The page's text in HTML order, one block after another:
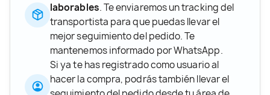
laborables. Te enviaremos un tracking del
transportista para que puedas llevar el
mejor seguimiento del pedido. Te
mantenemos informado por WhatsApp.
Si ya te has registrado como usuario al
hacer la compra, podrás también llevar el